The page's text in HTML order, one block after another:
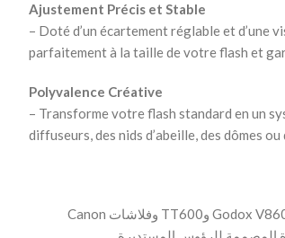
Ajustement Précis et Stable
– Doté d’un écartement réglable et d’une
parfaitement à la taille de votre flash et
Polyvalence Créative
– Transforme votre flash standard en un
diffuseurs, des nids d’abeille, des dômes
‫- يسمح محول S-R1 لفلاشات الكوبرا التقليدية (مثل Godox V860II وTT600 وفلاشات Canon